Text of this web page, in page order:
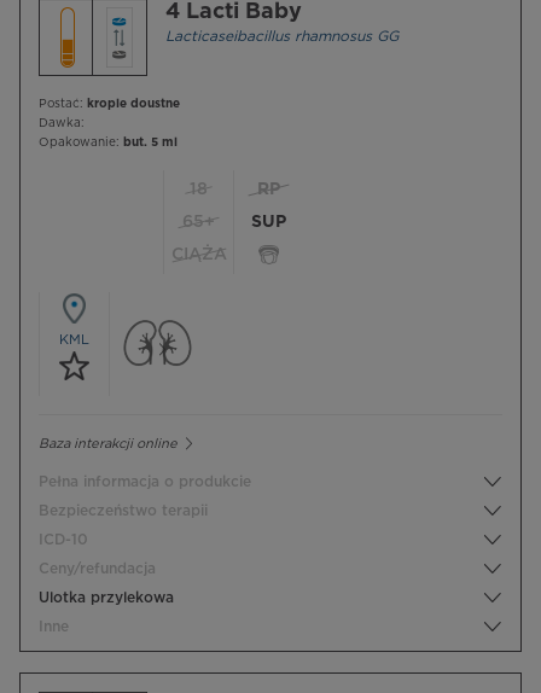
4 Lacti Baby
Lacticaseibacillus rhamnosus GG
Postać: krople doustne
Dawka:
Opakowanie: but. 5 ml
18
65+
CIĄŻA
RP
SUP
KML
Baza interakcji online
Pełna informacja o produkcie
Bezpieczeństwo terapii
ICD-10
Ceny/refundacja
Ulotka przylekowa
Inne